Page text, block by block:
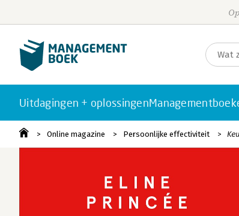
Uitdagingen + oplossingen
Online magazine Persoonlijke effectiviteit